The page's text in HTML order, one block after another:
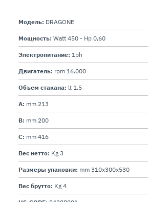
Модель: DRAGONE
Мощность: Watt 450 - Hp 0,60
Электропитание: 1ph
Двигатель: rpm 16.000
Объем стакана: lt 1,5
A: mm 213
B: mm 200
C: mm 416
Вес нетто: Kg 3
Размеры упаковки: mm 310x300x530
Вес брутто: Kg 4